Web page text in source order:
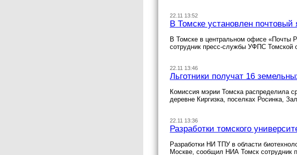
22.11 13:52
В Томске установлен
В Томске в центральном офисе «Почты
сотрудник пресс-службы УФПС Томской
22.11 13:46
Льготники получат 16
Комиссия мэрии Томска распределила
деревне Киргизка, поселках Росинка,
22.11 13:36
Разработки томского
Разработки НИ ТПУ в области
Москве, сообщил НИА Томск сотрудник